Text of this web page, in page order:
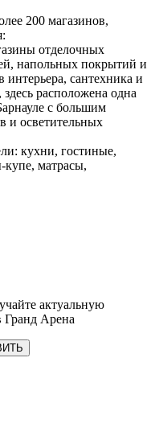
200 магазинов,
отделочных
напольных покрытий и
интерьера, сантехника и
расположена одна
с большим
и осветительных
кухни, гостиные,
матрасы,
актуальную
Арена